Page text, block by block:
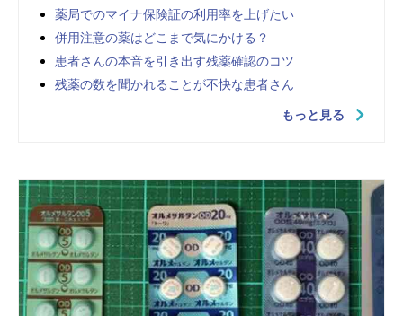
薬局でのマイナ保険証の利用率を上げたい
併用注意の薬はどこまで気にかける？
患者さんの本音を引き出す残薬確認のコツ
残薬の数を聞かれることが不快な患者さん
もっと見る